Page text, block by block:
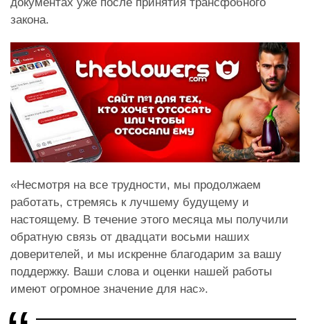
закона.
«Несмотря на все трудности, мы продолжаем
работать, стремясь к лучшему будущему и
настоящему. В течение этого месяца мы получили
обратную связь от двадцати восьми наших
доверителей, и мы искренне благодарим за вашу
поддержку. Ваши слова и оценки нашей работы
имеют огромное значение для нас».